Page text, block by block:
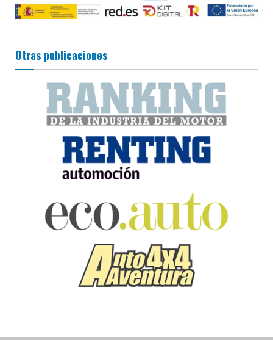
Otras publicaciones